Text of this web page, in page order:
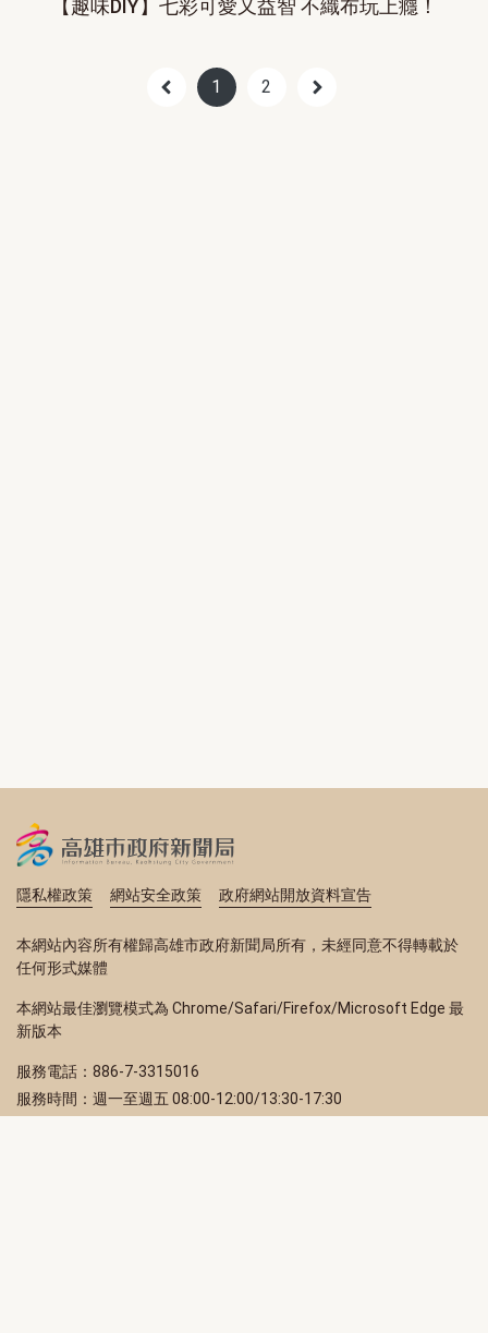
【趣味DIY】七彩可愛又益智 不織布玩上癮！
1 2
隱私權政策 網站安全政策 政府網站開放資料宣告
本網站內容所有權歸高雄市政府新聞局所有，未經同意不得轉載於
任何形式媒體
本網站最佳瀏覽模式為 Chrome/Safari/Firefox/Microsoft Edge 最
新版本
服務電話：886-7-3315016
服務時間：週一至週五 08:00-12:00/13:30-17:30